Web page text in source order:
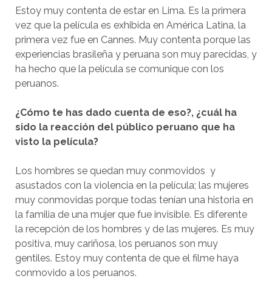
Estoy muy contenta de estar en Lima. Es la primera
vez que la película es exhibida en América Latina, la
primera vez fue en Cannes. Muy contenta porque las
experiencias brasileña y peruana son muy parecidas, y
ha hecho que la película se comunique con los
peruanos.
¿Cómo te has dado cuenta de eso?, ¿cuál ha
sido la reacción del público peruano que ha
visto la película?
Los hombres se quedan muy conmovidos y
asustados con la violencia en la película; las mujeres
muy conmovidas porque todas tenían una historia en
la familia de una mujer que fue invisible. Es diferente
la recepción de los hombres y de las mujeres. Es muy
positiva, muy cariñosa, los peruanos son muy
gentiles. Estoy muy contenta de que el filme haya
conmovido a los peruanos.